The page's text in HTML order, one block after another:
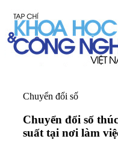
Chuyển đổi số
Chuyển đổi số
suất tại nơi làm